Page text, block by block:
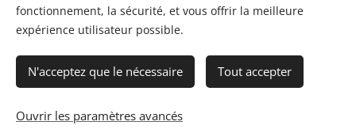
fonctionnement, la sécurité, et vous offrir la meilleure
expérience utilisateur possible.
N'acceptez que le nécessaire Tout accepter
Ouvrir les paramètres avancés